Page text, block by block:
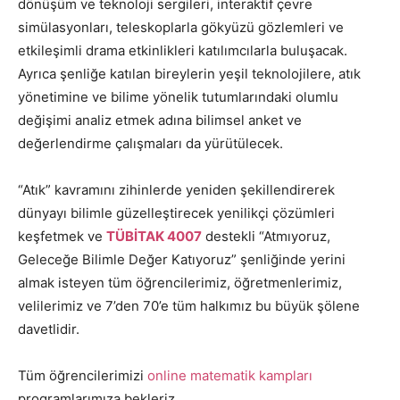
dönüşüm ve teknoloji sergileri, interaktif çevre
simülasyonları, teleskoplarla gökyüzü gözlemleri ve
etkileşimli drama etkinlikleri katılımcılarla buluşacak.
Ayrıca şenliğe katılan bireylerin yeşil teknolojilere, atık
yönetimine ve bilime yönelik tutumlarındaki olumlu
değişimi analiz etmek adına bilimsel anket ve
değerlendirme çalışmaları da yürütülecek.
“Atık” kavramını zihinlerde yeniden şekillendirerek
dünyayı bilimle güzelleştirecek yenilikçi çözümleri
keşfetmek ve TÜBİTAK 4007 destekli “Atmıyoruz,
Geleceğe Bilimle Değer Katıyoruz” şenliğinde yerini
almak isteyen tüm öğrencilerimiz, öğretmenlerimiz,
velilerimiz ve 7’den 70’e tüm halkımız bu büyük şölene
davetlidir.
Tüm öğrencilerimizi online matematik kampları